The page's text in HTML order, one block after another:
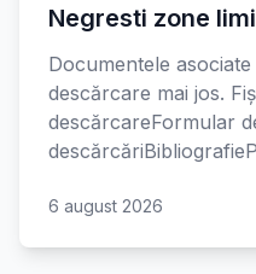
Negresti zone
Documentele
descărcare mai jos.
descărcareFormular
6 august 2026